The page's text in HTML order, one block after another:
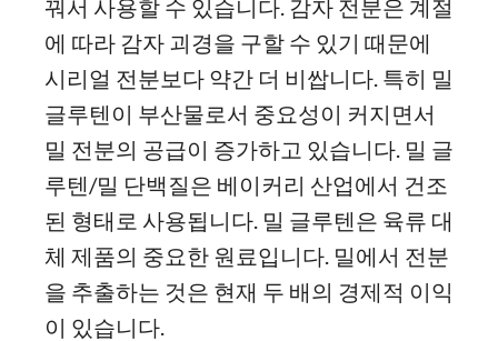
꿔서 사용할 수 있습니다. 감자 전분은 계절
에 따라 감자 괴경을 구할 수 있기 때문에
시리얼 전분보다 약간 더 비쌉니다. 특히 밀
글루텐이 부산물로서 중요성이 커지면서
밀 전분의 공급이 증가하고 있습니다. 밀 글
루텐/밀 단백질은 베이커리 산업에서 건조
된 형태로 사용됩니다. 밀 글루텐은 육류 대
체 제품의 중요한 원료입니다. 밀에서 전분
을 추출하는 것은 현재 두 배의 경제적 이익
이 있습니다.